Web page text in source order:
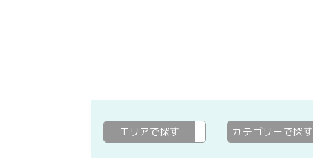
エリアで探す 夕張市カテゴリーで探す